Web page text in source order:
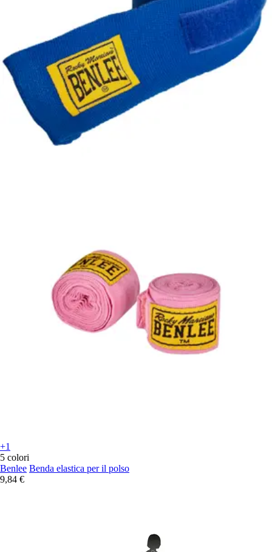
+1
5 colori
Benlee Benda elastica per il polso
9,84 €